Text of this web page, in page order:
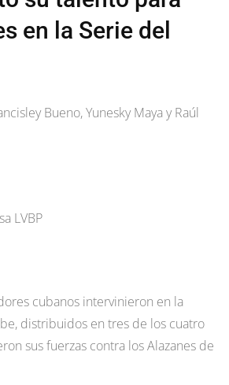
en la Serie del
Bueno, Yunesky Maya y Raúl
LVBP
cubanos intervinieron en la
distribuidos en tres de los cuatro
sus fuerzas contra los Alazanes de